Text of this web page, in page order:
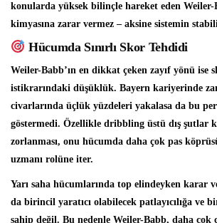
konularda yüksek bilinçle hareket eden Weiler-
kimyasına zarar vermez – aksine sistemin
Hücumda Sınırlı Skor Tehdidi
Weiler-Babb’ın en dikkat çeken zayıf yönü ise
istikrarındaki düşüklük. Bayern kariyerinde
civarlarında üçlük yüzdeleri yakalasa da bu
göstermedi. Özellikle dribbling üstü dış şutlar
zorlanması, onu hücumda daha çok pas
uzmanı rolüne iter.
Yarı saha hücumlarında top elindeyken karar
da birincil yaratıcı olabilecek patlayıcılığa ve
sahip değil. Bu nedenle Weiler-Babb, daha çok